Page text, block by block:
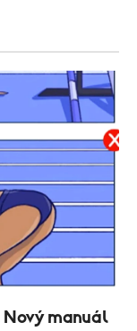
manuál